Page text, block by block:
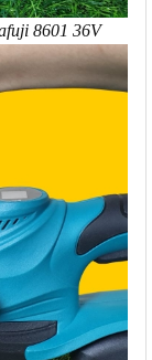
8601 36V